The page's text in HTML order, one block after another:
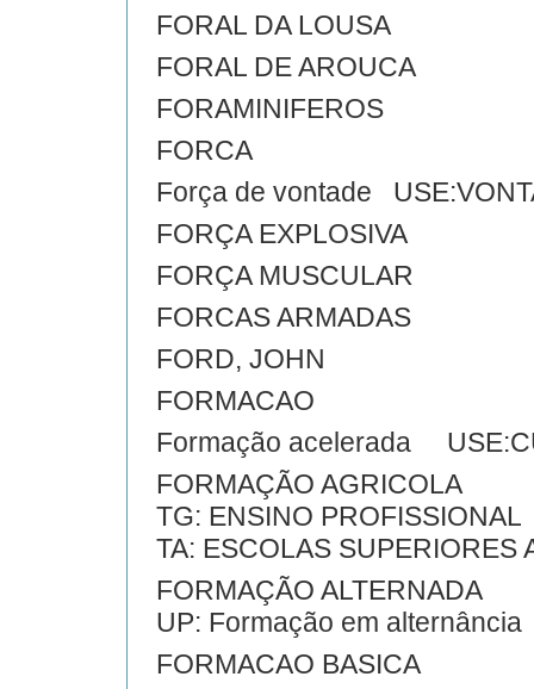
FORAL DA LOUSA
FORAL DE AROUCA
FORAMINIFEROS
FORCA
Força de vontade
FORÇA EXPLOSIVA
FORÇA MUSCULAR
FORCAS ARMADAS
FORD, JOHN
FORMACAO
Formação acelerada
FORMAÇÃO AGRICOLA
TG: ENSINO PROFISSIONAL
TA: ESCOLAS SUPERIORES
FORMAÇÃO ALTERNADA
UP: Formação em alternância
FORMACAO BASICA